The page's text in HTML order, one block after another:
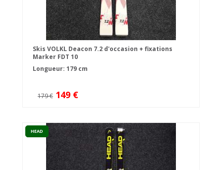
Skis VOLKL Deacon 7.2 d'occasion + fixations
Marker FDT 10
Longueur: 179 cm
179 € 149 €
HEAD